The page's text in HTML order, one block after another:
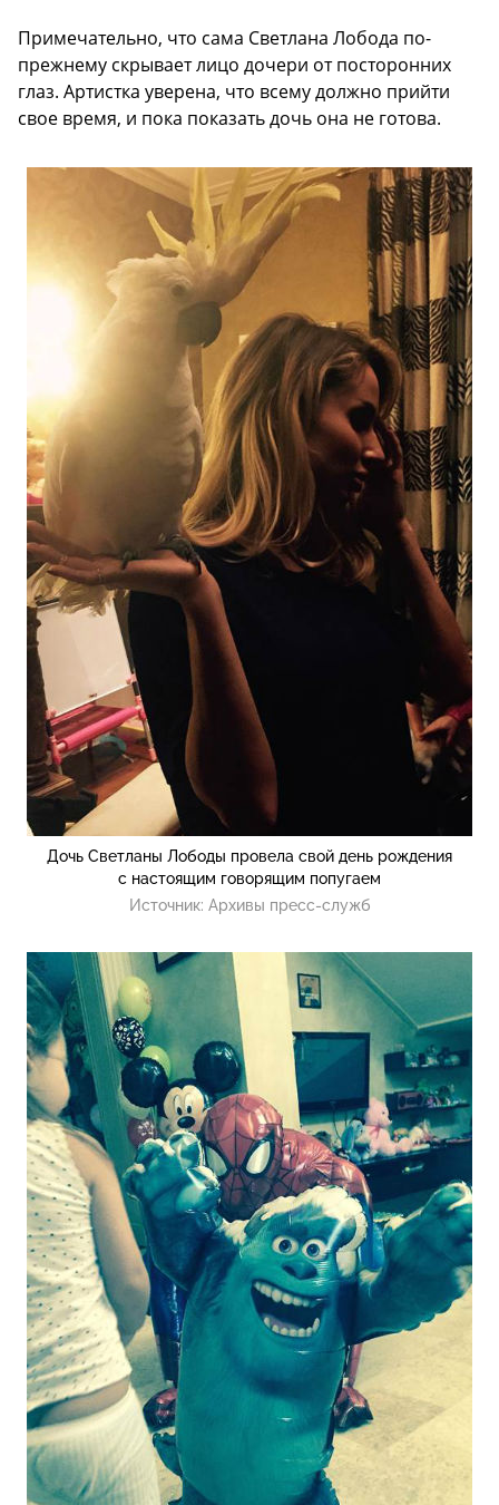
Примечательно, что сама Светлана Лобода по-
прежнему скрывает лицо дочери от посторонних
глаз. Артистка уверена, что всему должно прийти
свое время, и пока показать дочь она не готова.
Дочь Светланы Лободы провела свой день рождения
с настоящим говорящим попугаем
Источник: Архивы пресс-служб